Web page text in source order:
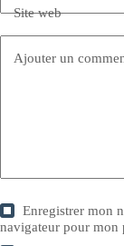
Site web
Ajouter un
Enregistrer mon
navigateur pour mon